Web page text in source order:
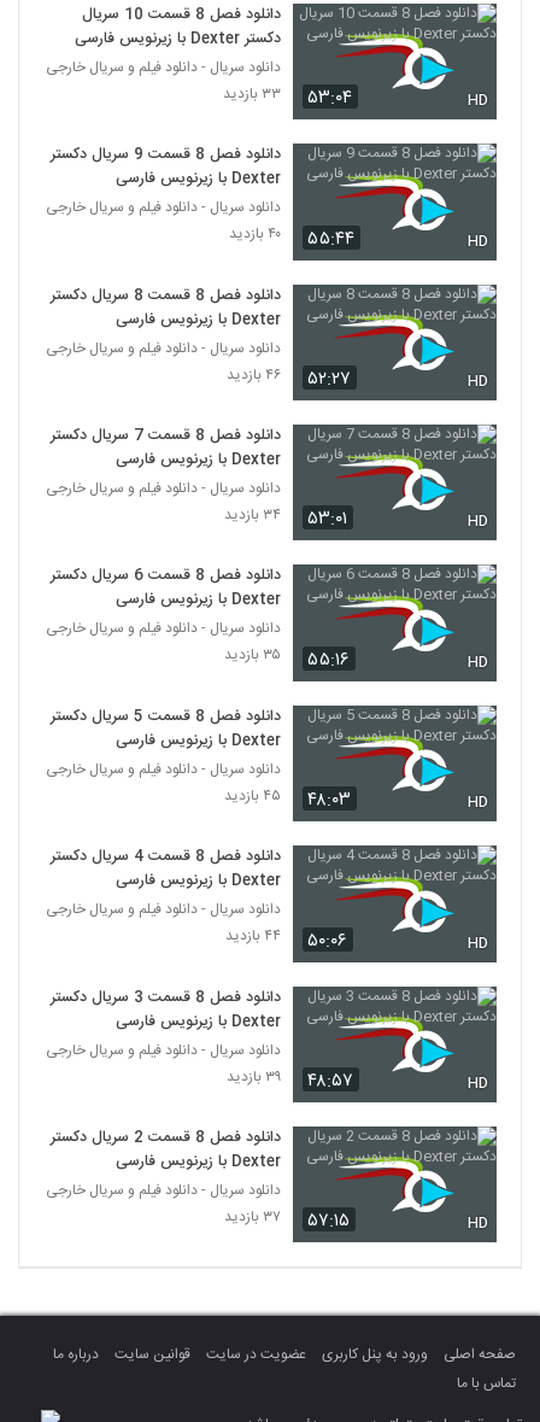
۵۳:۰۴ HD
دانلود فصل 8 قسمت 10 سریال
دکستر Dexter با زیرنویس فارسی
دانلود سریال - دانلود فیلم و سریال خارجی
۳۳ بازدید
۵۵:۴۴ HD
دانلود فصل 8 قسمت 9 سریال دکستر
Dexter با زیرنویس فارسی
دانلود سریال - دانلود فیلم و سریال خارجی
۴۰ بازدید
۵۲:۲۷ HD
دانلود فصل 8 قسمت 8 سریال دکستر
Dexter با زیرنویس فارسی
دانلود سریال - دانلود فیلم و سریال خارجی
۴۶ بازدید
۵۳:۰۱ HD
دانلود فصل 8 قسمت 7 سریال دکستر
Dexter با زیرنویس فارسی
دانلود سریال - دانلود فیلم و سریال خارجی
۳۴ بازدید
۵۵:۱۶ HD
دانلود فصل 8 قسمت 6 سریال دکستر
Dexter با زیرنویس فارسی
دانلود سریال - دانلود فیلم و سریال خارجی
۳۵ بازدید
۴۸:۰۳ HD
دانلود فصل 8 قسمت 5 سریال دکستر
Dexter با زیرنویس فارسی
دانلود سریال - دانلود فیلم و سریال خارجی
۴۵ بازدید
۵۰:۰۶ HD
دانلود فصل 8 قسمت 4 سریال دکستر
Dexter با زیرنویس فارسی
دانلود سریال - دانلود فیلم و سریال خارجی
۴۴ بازدید
۴۸:۵۷ HD
دانلود فصل 8 قسمت 3 سریال دکستر
Dexter با زیرنویس فارسی
دانلود سریال - دانلود فیلم و سریال خارجی
۳۹ بازدید
۵۷:۱۵ HD
دانلود فصل 8 قسمت 2 سریال دکستر
Dexter با زیرنویس فارسی
دانلود سریال - دانلود فیلم و سریال خارجی
۳۷ بازدید
صفحه اصلی ورود به پنل کاربری عضویت در سایت قوانین سایت
درباره ما
تماس با ما